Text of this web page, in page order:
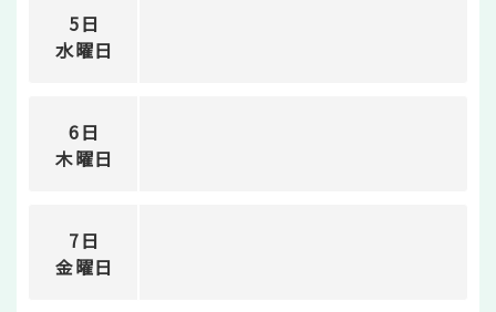
5日
水曜日
6日
木曜日
7日
金曜日